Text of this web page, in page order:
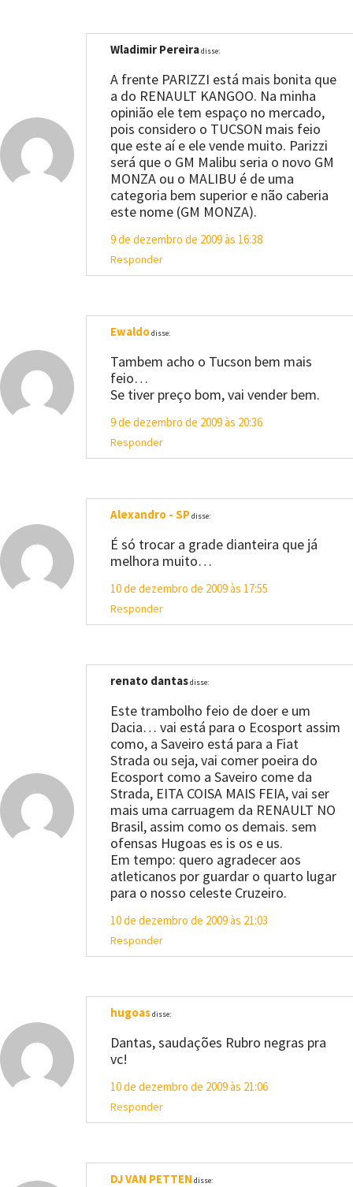
Wladimir Pereiradisse:
A frente PARIZZI está mais bonita que
a do RENAULT KANGOO. Na minha
opinião ele tem espaço no mercado,
pois considero o TUCSON mais feio
que este aí e ele vende muito. Parizzi
será que o GM Malibu seria o novo GM
MONZA ou o MALIBU é de uma
categoria bem superior e não caberia
este nome (GM MONZA).
9 de dezembro de 2009 às 16:38
Responder
Ewaldodisse:
Tambem acho o Tucson bem mais
feio…
Se tiver preço bom, vai vender bem.
9 de dezembro de 2009 às 20:36
Responder
Alexandro - SPdisse:
É só trocar a grade dianteira que já
melhora muito…
10 de dezembro de 2009 às 17:55
Responder
renato dantasdisse:
Este trambolho feio de doer e um
Dacia… vai está para o Ecosport assim
como, a Saveiro está para a Fiat
Strada ou seja, vai comer poeira do
Ecosport como a Saveiro come da
Strada, EITA COISA MAIS FEIA, vai ser
mais uma carruagem da RENAULT NO
Brasil, assim como os demais. sem
ofensas Hugoas es is os e us.
Em tempo: quero agradecer aos
atleticanos por guardar o quarto lugar
para o nosso celeste Cruzeiro.
10 de dezembro de 2009 às 21:03
Responder
hugoasdisse:
Dantas, saudações Rubro negras pra
vc!
10 de dezembro de 2009 às 21:06
Responder
DJ VAN PETTEN disse: